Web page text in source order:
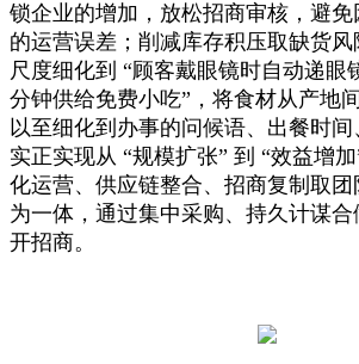
锁企业的增加，放松招商审核，避
的运营误差；削减库存积压取缺货
尺度细化到 “顾客戴眼镜时自动递眼
分钟供给免费小吃”，将食材从产地
以至细化到办事的问候语、出餐时
实正实现从 “规模扩张” 到 “效益增
化运营、供应链整合、招商复制取
为一体，通过集中采购、持久计谋
开招商。